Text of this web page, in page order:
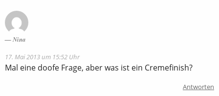
Nina
17. Mai 2013 um 15:52 Uhr
Mal eine doofe Frage, aber was ist ein Cremefinish?
Antworten